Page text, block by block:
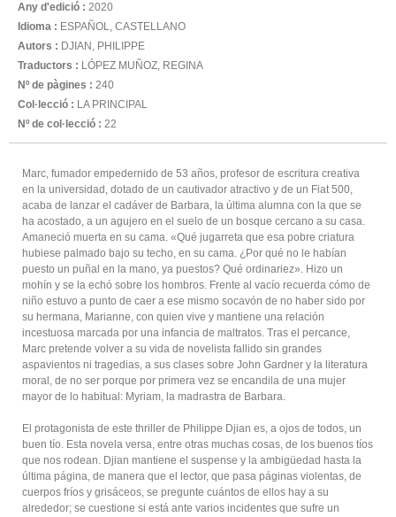
Any d'edició : 2020
Idioma : ESPAÑOL, CASTELLANO
Autors : DJIAN, PHILIPPE
Traductors : LÓPEZ MUÑOZ, REGINA
Nº de pàgines : 240
Col·lecció : LA PRINCIPAL
Nº de col·lecció : 22
Marc, fumador empedernido de 53 años, profesor de escritura creativa
en la universidad, dotado de un cautivador atractivo y de un Fiat 500,
acaba de lanzar el cadáver de Barbara, la última alumna con la que se
ha acostado, a un agujero en el suelo de un bosque cercano a su casa.
Amaneció muerta en su cama. «Qué jugarreta que esa pobre criatura
hubiese palmado bajo su techo, en su cama. ¿Por qué no le habían
puesto un puñal en la mano, ya puestos? Qué ordinariez». Hizo un
mohín y se la echó sobre los hombros. Frente al vacío recuerda cómo de
niño estuvo a punto de caer a ese mismo socavón de no haber sido por
su hermana, Marianne, con quien vive y mantiene una relación
incestuosa marcada por una infancia de maltratos. Tras el percance,
Marc pretende volver a su vida de novelista fallido sin grandes
aspavientos ni tragedias, a sus clases sobre John Gardner y la literatura
moral, de no ser porque por primera vez se encandila de una mujer
mayor de lo habitual: Myriam, la madrastra de Barbara.
El protagonista de este thriller de Philippe Djian es, a ojos de todos, un
buen tío. Esta novela versa, entre otras muchas cosas, de los buenos tíos
que nos rodean. Djian mantiene el suspense y la ambigüedad hasta la
última página, de manera que el lector, que pasa páginas violentas, de
cuerpos fríos y grisáceos, se pregunte cuántos de ellos hay a su
alrededor; se cuestione si está ante varios incidentes que sufre un